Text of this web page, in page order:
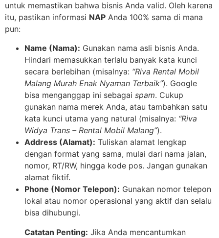
untuk memastikan bahwa bisnis Anda valid. Oleh karena
itu, pastikan informasi NAP Anda 100% sama di mana
pun:
Name (Nama): Gunakan nama asli bisnis Anda.
Hindari memasukkan terlalu banyak kata kunci
secara berlebihan (misalnya: “Riva Rental Mobil
Malang Murah Enak Nyaman Terbaik”). Google
bisa menganggap ini sebagai spam. Cukup
gunakan nama merek Anda, atau tambahkan satu
kata kunci utama yang natural (misalnya: “Riva
Widya Trans – Rental Mobil Malang”).
Address (Alamat): Tuliskan alamat lengkap
dengan format yang sama, mulai dari nama jalan,
nomor, RT/RW, hingga kode pos. Jangan gunakan
alamat fiktif.
Phone (Nomor Telepon): Gunakan nomor telepon
lokal atau nomor operasional yang aktif dan selalu
bisa dihubungi.
Catatan Penting: Jika Anda mencantumkan